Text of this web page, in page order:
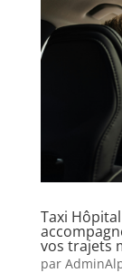
Taxi
vos trajets
par